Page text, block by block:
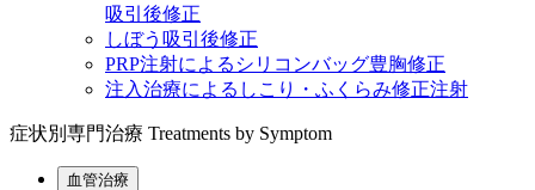
吸引後修正
しぼう吸引後修正
PRP注射によるシリコンバッグ豊胸修正
注入治療によるしこり・ふくらみ修正注射
症状別専門治療 Treatments by Symptom
血管治療